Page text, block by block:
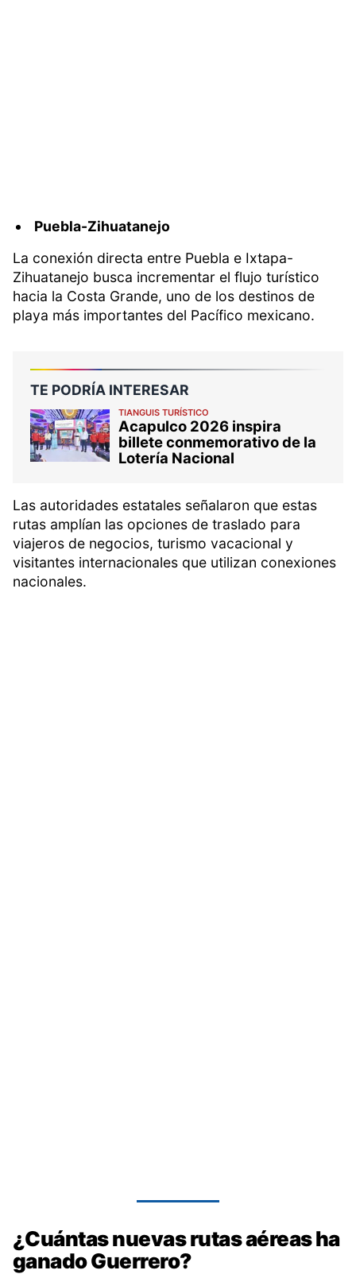
Puebla-Zihuatanejo
La conexión directa entre Puebla e Ixtapa-
Zihuatanejo busca incrementar el flujo turístico
hacia la Costa Grande, uno de los destinos de
playa más importantes del Pacífico mexicano.
TE PODRÍA INTERESAR
TIANGUIS TURÍSTICO
Acapulco 2026 inspira
billete conmemorativo de la
Lotería Nacional
Las autoridades estatales señalaron que estas
rutas amplían las opciones de traslado para
viajeros de negocios, turismo vacacional y
visitantes internacionales que utilizan conexiones
nacionales.
¿Cuántas nuevas rutas aéreas ha
ganado Guerrero?